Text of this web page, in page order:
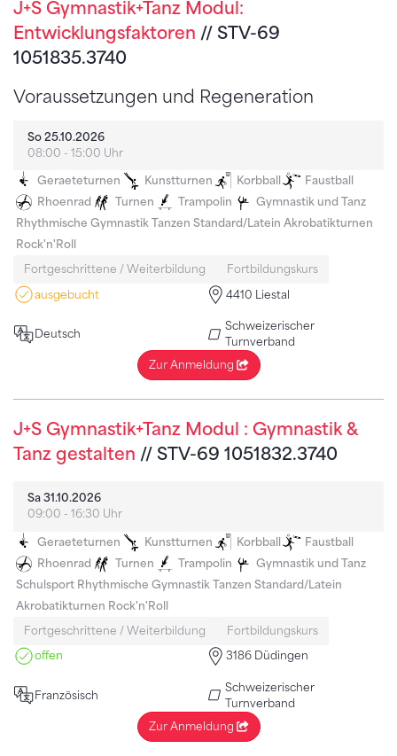
J+S Gymnastik+Tanz Modul:
Entwicklungsfaktoren // STV-69
1051835.3740
Voraussetzungen und Regeneration
So 25.10.2026
08:00 - 15:00 Uhr
Geraeteturnen Kunstturnen Korbball
Faustball
Rhoenrad
Turnen Trampolin
Gymnastik und Tanz
Rhythmische Gymnastik Tanzen Standard/Latein Akrobatikturnen
Rock'n'Roll
Fortgeschrittene / Weiterbildung
Fortbildungskurs
ausgebucht
4410 Liestal
Deutsch
Schweizerischer
Turnverband
Zur Anmeldung
J+S Gymnastik+Tanz Modul : Gymnastik &
Tanz gestalten // STV-69 1051832.3740
Sa 31.10.2026
09:00 - 16:30 Uhr
Geraeteturnen Kunstturnen Korbball
Faustball
Rhoenrad
Turnen Trampolin
Gymnastik und Tanz
Schulsport Rhythmische Gymnastik Tanzen Standard/Latein
Akrobatikturnen Rock'n'Roll
Fortgeschrittene / Weiterbildung
Fortbildungskurs
offen
3186 Düdingen
Französisch
Schweizerischer
Turnverband
Zur Anmeldung